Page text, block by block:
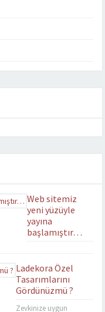
Web sitemiz
yeni yüzüyle
yayına
başlamıştır…
ladekora.com yayın
hayatına başlamıştır.
Ladekora Özel
Tasarımlarını
Gördünüzmü ?
Zevkinize uygun